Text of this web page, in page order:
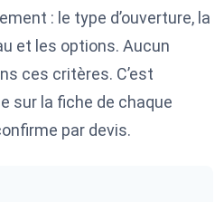
: le type d’ouverture, la
et les options. Aucun
ces critères. C’est
sur la fiche de chaque
par devis.